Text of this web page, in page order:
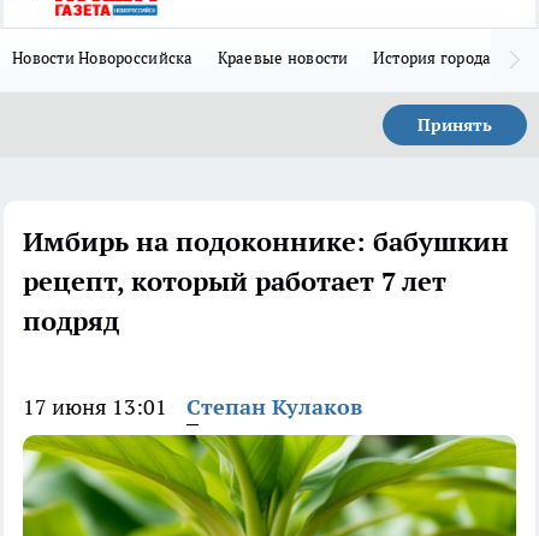
Новости Новороссийска Краевые новости История города Н
Принять
Имбирь на подоконнике: бабушкин
рецепт, который работает 7 лет
подряд
17 июня 13:01 Степан Кулаков